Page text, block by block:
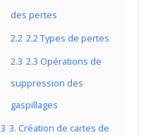
des pertes
2.2 2.2 Types de pertes
2.3 2.3 Opérations de
suppression des
gaspillages
3 3. Création de cartes de